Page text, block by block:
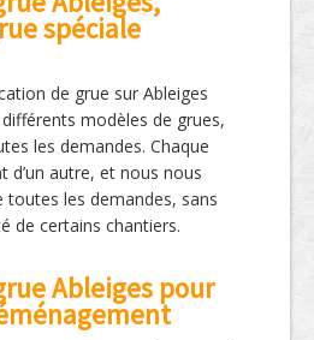
spéciale
de grue sur Ableiges
modèles de grues,
les demandes. Chaque
d’un autre, et nous nous
toutes les demandes, sans
de certains chantiers.
Ableiges pour